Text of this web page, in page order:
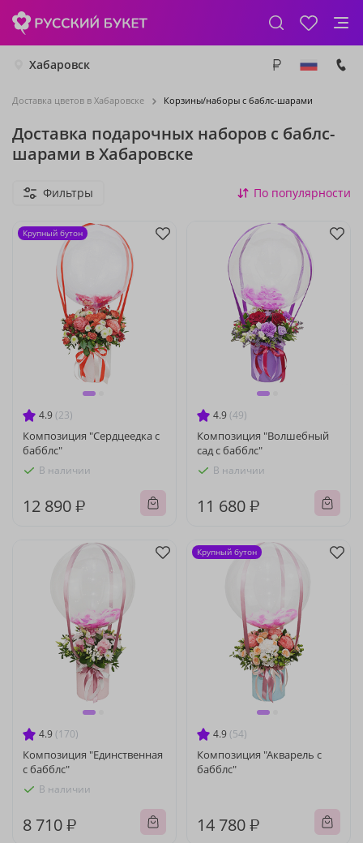
Хабаровск
Доставка цветов в Хабаровске Корзины/наборы с баблс-шарами
Доставка подарочных наборов с баблс-
шарами в Хабаровске
Фильтры По популярности
4.9 (23)
Композиция "Сердцеедка с
бабблс"
В наличии
12 890 ₽
Крупный бутон
4.9 (49)
Композиция "Волшебный
сад с бабблс"
В наличии
11 680 ₽
4.9 (170)
Композиция "Единственная
с бабблс"
В наличии
8 710 ₽
4.9 (54)
Композиция "Акварель с
бабблс"
14 780 ₽
Крупный бутон